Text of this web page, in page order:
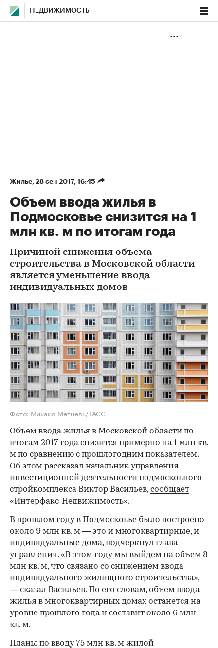
НЕДВИЖИМОСТЬ
Жилье⁠, 28 сен 2017, 16:45
Объем ввода жилья в
Подмосковье снизится на 1
млн кв. м по итогам года
Причиной снижения объема
строительства в Московской области
является уменьшение ввода
индивидуальных домов
Фото: Михаил Метцель/ТАСС
Объем ввода жилья в Московской области по
итогам 2017 года снизится примерно на 1 млн кв.
м по сравнению с прошлогодним показателем.
Об этом рассказал начальник управления
инвестиционной деятельности подмосковного
стройкомплекса Виктор Васильев,сообщает
«Интерфакс-Недвижимость».
В прошлом году в Подмосковье было построено
около 9 млн кв. м — это и многоквартирные, и
индивидуальные дома, подчеркнул глава
управления. «В этом году мы выйдем на объем 8
млн кв. м, что связано со снижением ввода
индивидуального жилищного строительства»,
— сказал Васильев. По его словам, объем ввода
жилья в многоквартирных домах останется на
уровне прошлого года и составит около 6 млн
кв. м.
Планы по вводу 75 млн кв. м жилой